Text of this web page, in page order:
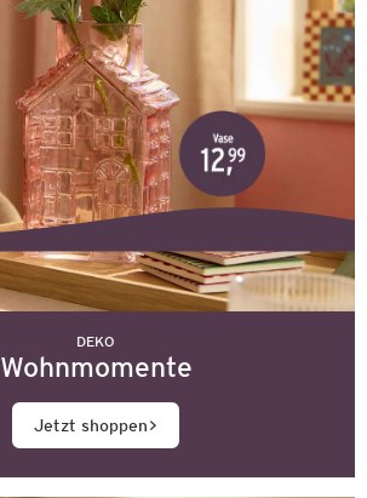
DEKO
Wohnmomente
Jetzt shoppen